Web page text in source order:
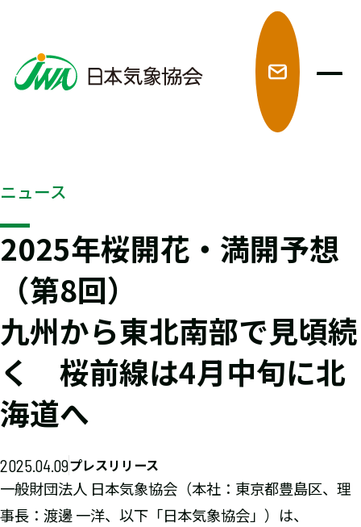
ニュース
2025年桜開花・満開予想
（第8回）
九州から東北南部で見頃続
く 桜前線は4月中旬に北
海道へ
2025.04.09プレスリリース
一般財団法人 日本気象協会（本社：東京都豊島区、理
事長：渡邊 一洋、以下「日本気象協会」）は、